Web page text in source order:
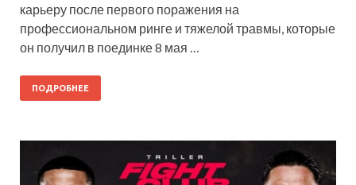
карьеру после первого поражения на
профессиональном ринге и тяжелой травмы, которые
он получил в поединке 8 мая …
ПОДРОБНЕЕ